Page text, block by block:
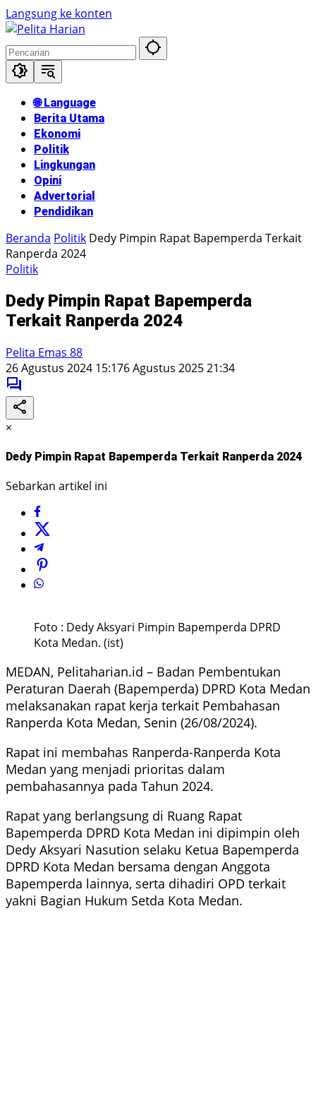
Langsung ke konten
🌐 Language
Berita Utama
Ekonomi
Politik
Lingkungan
Opini
Advertorial
Pendidikan
Beranda Politik Dedy Pimpin Rapat Bapemperda Terkait
Ranperda 2024
Politik
Dedy Pimpin Rapat Bapemperda
Terkait Ranperda 2024
Pelita Emas 88
26 Agustus 2024 15:176 Agustus 2025 21:34
×
Dedy Pimpin Rapat Bapemperda Terkait Ranperda 2024
Sebarkan artikel ini
Foto : Dedy Aksyari Pimpin Bapemperda DPRD
Kota Medan. (ist)
MEDAN, Pelitaharian.id – Badan Pembentukan
Peraturan Daerah (Bapemperda) DPRD Kota Medan
melaksanakan rapat kerja terkait Pembahasan
Ranperda Kota Medan, Senin (26/08/2024).
Rapat ini membahas Ranperda-Ranperda Kota
Medan yang menjadi prioritas dalam
pembahasannya pada Tahun 2024.
Rapat yang berlangsung di Ruang Rapat
Bapemperda DPRD Kota Medan ini dipimpin oleh
Dedy Aksyari Nasution selaku Ketua Bapemperda
DPRD Kota Medan bersama dengan Anggota
Bapemperda lainnya, serta dihadiri OPD terkait
yakni Bagian Hukum Setda Kota Medan.